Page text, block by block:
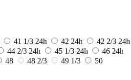
41 1/3 24h 42 24h 42 2/3 24h
44 2/3 24h 45 1/3 24h 46 24h
48 48 2/3 49 1/3
50